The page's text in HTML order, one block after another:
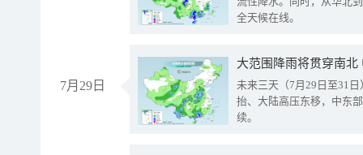
全天候在线。
7月29日
大范围降雨将贯穿南
未来三天（7月29日至31
抬、大陆高压东移，中东
续。